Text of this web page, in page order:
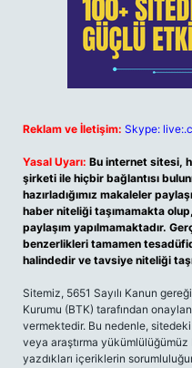
Reklam ve İletişim: Skype:
Yasal Uyarı: Bu internet sitesi,
şirketi ile hiçbir bağlantısı
hazırladığımız makaleler
haber niteliği taşımamakta
paylaşım yapılmamaktadır.
benzerlikleri tamamen
halindedir ve tavsiye niteliği
Sitemiz, 5651 Sayılı Kanun
Kurumu (BTK) tarafından
vermektedir. Bu nedenle,
veya araştırma
yazdıkları içeriklerin